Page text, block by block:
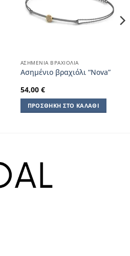
ΑΣΗΜΈΝΙΑ ΒΡΑΧΙΌΛΙΑ
Aσημένιο βραχιόλι “Nova”
54,00 €
ΠΡΟΣΘΉΚΗ ΣΤΟ ΚΑΛΆΘΙ